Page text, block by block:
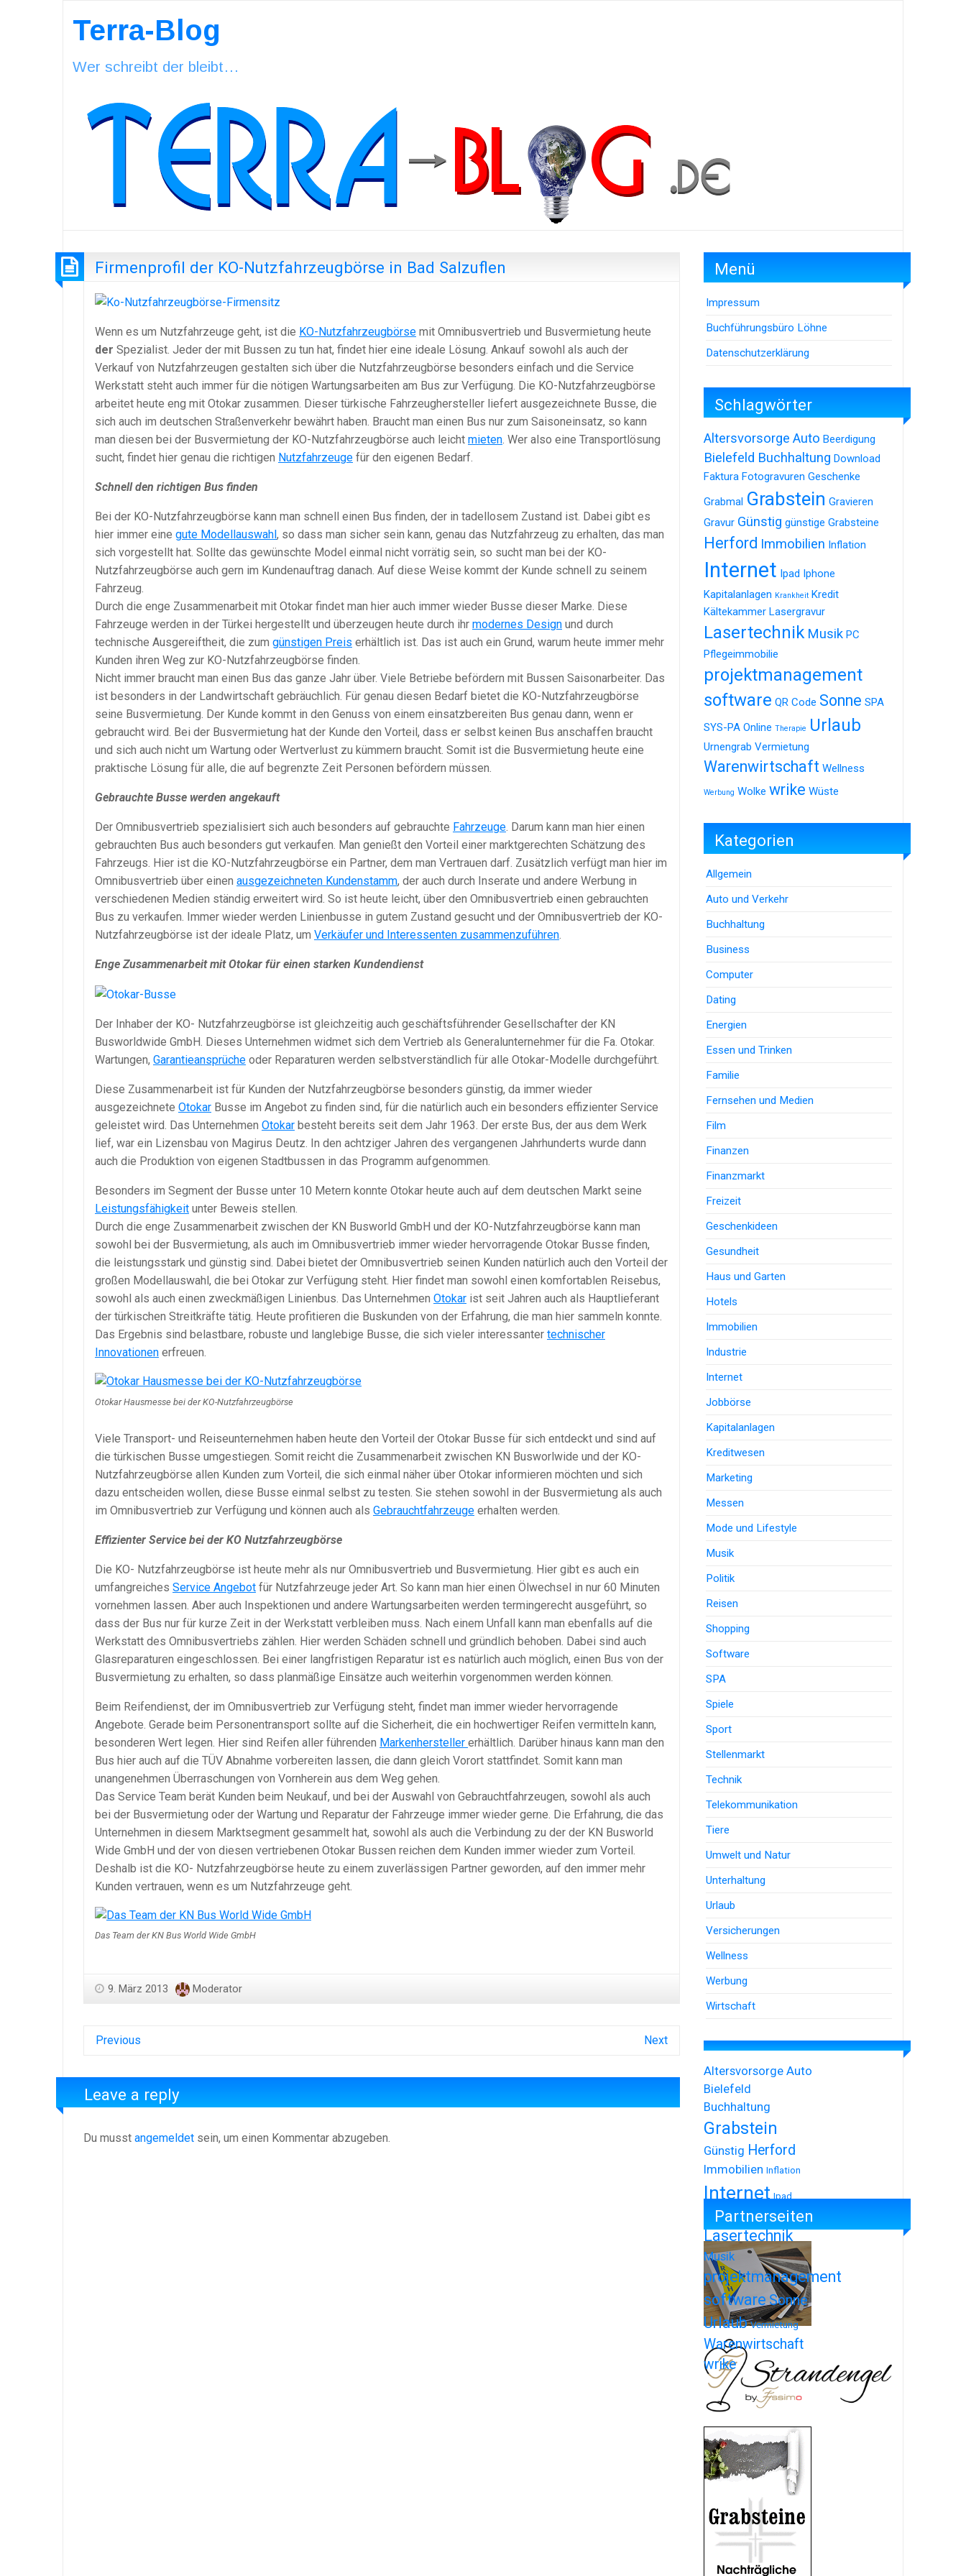
Terra-Blog
Wer schreibt der bleibt…
Firmenprofil der KO-Nutzfahrzeugbörse in Bad Salzuflen
Wenn es um Nutzfahrzeuge geht, ist die KO-Nutzfahrzeugbörse mit Omnibusvertrieb und Busvermietung heute
der Spezialist. Jeder der mit Bussen zu tun hat, findet hier eine ideale Lösung. Ankauf sowohl als auch der
Verkauf von Nutzfahrzeugen gestalten sich über die Nutzfahrzeugbörse besonders einfach und die Service
Werkstatt steht auch immer für die nötigen Wartungsarbeiten am Bus zur Verfügung. Die KO-Nutzfahrzeugbörse
arbeitet heute eng mit Otokar zusammen. Dieser türkische Fahrzeughersteller liefert ausgezeichnete Busse, die
sich auch im deutschen Straßenverkehr bewährt haben. Braucht man einen Bus nur zum Saisoneinsatz, so kann
man diesen bei der Busvermietung der KO-Nutzfahrzeugbörse auch leicht mieten. Wer also eine Transportlösung
sucht, findet hier genau die richtigen Nutzfahrzeuge für den eigenen Bedarf.
Schnell den richtigen Bus finden
Bei der KO-Nutzfahrzeugbörse kann man schnell einen Bus finden, der in tadellosem Zustand ist. Dabei gibt es
hier immer eine gute Modellauswahl, so dass man sicher sein kann, genau das Nutzfahrzeug zu erhalten, das man
sich vorgestellt hat. Sollte das gewünschte Model einmal nicht vorrätig sein, so sucht man bei der KO-
Nutzfahrzeugbörse auch gern im Kundenauftrag danach. Auf diese Weise kommt der Kunde schnell zu seinem
Fahrzeug.
Durch die enge Zusammenarbeit mit Otokar findet man hier auch immer wieder Busse dieser Marke. Diese
Fahrzeuge werden in der Türkei hergestellt und überzeugen heute durch ihr modernes Design und durch
technische Ausgereiftheit, die zum günstigen Preis erhältlich ist. Das ist auch ein Grund, warum heute immer mehr
Kunden ihren Weg zur KO-Nutzfahrzeugbörse finden.
Nicht immer braucht man einen Bus das ganze Jahr über. Viele Betriebe befördern mit Bussen Saisonarbeiter. Das
ist besonders in der Landwirtschaft gebräuchlich. Für genau diesen Bedarf bietet die KO-Nutzfahrzeugbörse
seine Busvermietung. Der Kunde kommt in den Genuss von einem einsatzbereiten Bus genau dann, wenn er
gebraucht wird. Bei der Busvermietung hat der Kunde den Vorteil, dass er selbst keinen Bus anschaffen braucht
und sich auch nicht um Wartung oder Wertverlust zu kümmern braucht. Somit ist die Busvermietung heute eine
praktische Lösung für alle, die auf begrenzte Zeit Personen befördern müssen.
Gebrauchte Busse werden angekauft
Der Omnibusvertrieb spezialisiert sich auch besonders auf gebrauchte Fahrzeuge. Darum kann man hier einen
gebrauchten Bus auch besonders gut verkaufen. Man genießt den Vorteil einer marktgerechten Schätzung des
Fahrzeugs. Hier ist die KO-Nutzfahrzeugbörse ein Partner, dem man Vertrauen darf. Zusätzlich verfügt man hier im
Omnibusvertrieb über einen ausgezeichneten Kundenstamm, der auch durch Inserate und andere Werbung in
verschiedenen Medien ständig erweitert wird. So ist heute leicht, über den Omnibusvertrieb einen gebrauchten
Bus zu verkaufen. Immer wieder werden Linienbusse in gutem Zustand gesucht und der Omnibusvertrieb der KO-
Nutzfahrzeugbörse ist der ideale Platz, um Verkäufer und Interessenten zusammenzuführen.
Enge Zusammenarbeit mit Otokar für einen starken Kundendienst
Der Inhaber der KO- Nutzfahrzeugbörse ist gleichzeitig auch geschäftsführender Gesellschafter der KN
Busworldwide GmbH. Dieses Unternehmen widmet sich dem Vertrieb als Generalunternehmer für die Fa. Otokar.
Wartungen, Garantieansprüche oder Reparaturen werden selbstverständlich für alle Otokar-Modelle durchgeführt.
Diese Zusammenarbeit ist für Kunden der Nutzfahrzeugbörse besonders günstig, da immer wieder
ausgezeichnete Otokar Busse im Angebot zu finden sind, für die natürlich auch ein besonders effizienter Service
geleistet wird. Das Unternehmen Otokar besteht bereits seit dem Jahr 1963. Der erste Bus, der aus dem Werk
lief, war ein Lizensbau von Magirus Deutz. In den achtziger Jahren des vergangenen Jahrhunderts wurde dann
auch die Produktion von eigenen Stadtbussen in das Programm aufgenommen.
Besonders im Segment der Busse unter 10 Metern konnte Otokar heute auch auf dem deutschen Markt seine
Leistungsfähigkeit unter Beweis stellen.
Durch die enge Zusammenarbeit zwischen der KN Busworld GmbH und der KO-Nutzfahrzeugbörse kann man
sowohl bei der Busvermietung, als auch im Omnibusvertrieb immer wieder hervorragende Otokar Busse finden,
die leistungsstark und günstig sind. Dabei bietet der Omnibusvertrieb seinen Kunden natürlich auch den Vorteil der
großen Modellauswahl, die bei Otokar zur Verfügung steht. Hier findet man sowohl einen komfortablen Reisebus,
sowohl als auch einen zweckmäßigen Linienbus. Das Unternehmen Otokar ist seit Jahren auch als Hauptlieferant
der türkischen Streitkräfte tätig. Heute profitieren die Buskunden von der Erfahrung, die man hier sammeln konnte.
Das Ergebnis sind belastbare, robuste und langlebige Busse, die sich vieler interessanter technischer
Innovationen erfreuen.
Otokar Hausmesse bei der KO-Nutzfahrzeugbörse
Viele Transport- und Reiseunternehmen haben heute den Vorteil der Otokar Busse für sich entdeckt und sind auf
die türkischen Busse umgestiegen. Somit reicht die Zusammenarbeit zwischen KN Busworlwide und der KO-
Nutzfahrzeugbörse allen Kunden zum Vorteil, die sich einmal näher über Otokar informieren möchten und sich
dazu entscheiden wollen, diese Busse einmal selbst zu testen. Sie stehen sowohl in der Busvermietung als auch
im Omnibusvertrieb zur Verfügung und können auch als Gebrauchtfahrzeuge erhalten werden.
Effizienter Service bei der KO Nutzfahrzeugbörse
Die KO- Nutzfahrzeugbörse ist heute mehr als nur Omnibusvertrieb und Busvermietung. Hier gibt es auch ein
umfangreiches Service Angebot für Nutzfahrzeuge jeder Art. So kann man hier einen Ölwechsel in nur 60 Minuten
vornehmen lassen. Aber auch Inspektionen und andere Wartungsarbeiten werden termingerecht ausgeführt, so
dass der Bus nur für kurze Zeit in der Werkstatt verbleiben muss. Nach einem Unfall kann man ebenfalls auf die
Werkstatt des Omnibusvertriebs zählen. Hier werden Schäden schnell und gründlich behoben. Dabei sind auch
Glasreparaturen eingeschlossen. Bei einer langfristigen Reparatur ist es natürlich auch möglich, einen Bus von der
Busvermietung zu erhalten, so dass planmäßige Einsätze auch weiterhin vorgenommen werden können.
Beim Reifendienst, der im Omnibusvertrieb zur Verfügung steht, findet man immer wieder hervorragende
Angebote. Gerade beim Personentransport sollte auf die Sicherheit, die ein hochwertiger Reifen vermitteln kann,
besonderen Wert legen. Hier sind Reifen aller führenden Markenhersteller erhältlich. Darüber hinaus kann man den
Bus hier auch auf die TÜV Abnahme vorbereiten lassen, die dann gleich Vorort stattfindet. Somit kann man
unangenehmen Überraschungen von Vornherein aus dem Weg gehen.
Das Service Team berät Kunden beim Neukauf, und bei der Auswahl von Gebrauchtfahrzeugen, sowohl als auch
bei der Busvermietung oder der Wartung und Reparatur der Fahrzeuge immer wieder gerne. Die Erfahrung, die das
Unternehmen in diesem Marktsegment gesammelt hat, sowohl als auch die Verbindung zu der der KN Busworld
Wide GmbH und der von diesen vertriebenen Otokar Bussen reichen dem Kunden immer wieder zum Vorteil.
Deshalb ist die KO- Nutzfahrzeugbörse heute zu einem zuverlässigen Partner geworden, auf den immer mehr
Kunden vertrauen, wenn es um Nutzfahrzeuge geht.
Das Team der KN Bus World Wide GmbH
9. März 2013 Moderator
Previous Next
Leave a reply
Du musst angemeldet sein, um einen Kommentar abzugeben.
Menü
Impressum
Buchführungsbüro Löhne
Datenschutzerklärung
Schlagwörter
Altersvorsorge Auto Beerdigung
Bielefeld Buchhaltung Download
Faktura Fotogravuren Geschenke
Grabmal Grabstein Gravieren
Gravur Günstig günstige Grabsteine
Herford Immobilien Inflation
Internet Ipad Iphone
Kapitalanlagen Krankheit Kredit
Kältekammer Lasergravur
Lasertechnik Musik PC
Pflegeimmobilie
projektmanagement
software QR Code Sonne SPA
SYS-PA Online Therapie Urlaub
Urnengrab Vermietung
Warenwirtschaft Wellness
Werbung Wolke wrike Wüste
Kategorien
Allgemein
Auto und Verkehr
Buchhaltung
Business
Computer
Dating
Energien
Essen und Trinken
Familie
Fernsehen und Medien
Film
Finanzen
Finanzmarkt
Freizeit
Geschenkideen
Gesundheit
Haus und Garten
Hotels
Immobilien
Industrie
Internet
Jobbörse
Kapitalanlagen
Kreditwesen
Marketing
Messen
Mode und Lifestyle
Musik
Politik
Reisen
Shopping
Software
SPA
Spiele
Sport
Stellenmarkt
Technik
Telekommunikation
Tiere
Umwelt und Natur
Unterhaltung
Urlaub
Versicherungen
Wellness
Werbung
Wirtschaft
Altersvorsorge Auto
Bielefeld
Buchhaltung
Grabstein
Günstig Herford
Immobilien Inflation
Internet Ipad
Iphone
Lasertechnik
Musik
projektmanagement
softwareSonne
Urlaub Vermietung
Warenwirtschaft
wrike
Partnerseiten